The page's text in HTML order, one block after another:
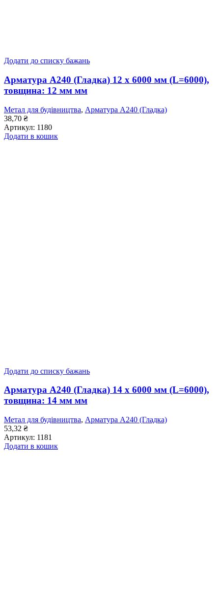
Додати до списку бажань
Арматура А240 (Гладка) 12 x 6000 мм (L=6000),
товщина: 12 мм мм
Метал для будівництва, Арматура А240 (Гладка)
38,70 ₴
Артикул: 1180
Додати в кошик
Додати до списку бажань
Арматура А240 (Гладка) 14 x 6000 мм (L=6000),
товщина: 14 мм мм
Метал для будівництва, Арматура А240 (Гладка)
53,32 ₴
Артикул: 1181
Додати в кошик